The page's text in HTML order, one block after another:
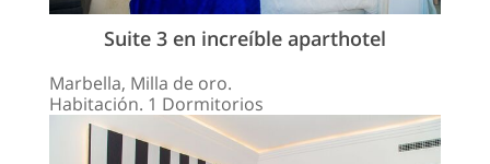
Suite 3 en increíble aparthotel
Marbella, Milla de oro.
Habitación. 1 Dormitorios